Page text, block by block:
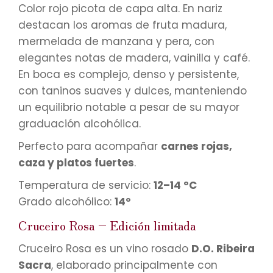
Color rojo picota de capa alta. En nariz
destacan los aromas de fruta madura,
mermelada de manzana y pera, con
elegantes notas de madera, vainilla y café.
En boca es complejo, denso y persistente,
con taninos suaves y dulces, manteniendo
un equilibrio notable a pesar de su mayor
graduación alcohólica.
Perfecto para acompañar carnes rojas,
caza y platos fuertes.
Temperatura de servicio: 12–14 ºC
Grado alcohólico: 14º
Cruceiro Rosa – Edición limitada
Cruceiro Rosa es un vino rosado D.O. Ribeira
Sacra, elaborado principalmente con